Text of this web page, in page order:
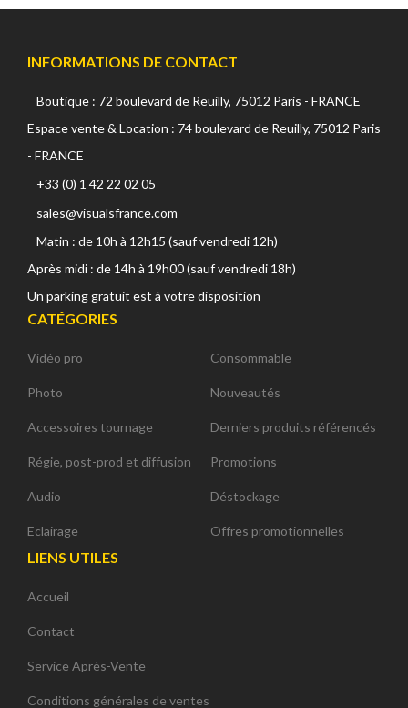
INFORMATIONS DE CONTACT
Boutique : 72 boulevard de Reuilly, 75012 Paris - FRANCE
Espace vente & Location : 74 boulevard de Reuilly, 75012 Paris
- FRANCE
+33 (0) 1 42 22 02 05
sales@visualsfrance.com
Matin : de 10h à 12h15 (sauf vendredi 12h)
Après midi : de 14h à 19h00 (sauf vendredi 18h)
Un parking gratuit est à votre disposition
CATÉGORIES
Vidéo pro
Photo
Accessoires tournage
Régie, post-prod et diffusion
Audio
Eclairage
Consommable
Nouveautés
Derniers produits référencés
Promotions
Déstockage
Offres promotionnelles
LIENS UTILES
Accueil
Contact
Service Après-Vente
Conditions générales de ventes